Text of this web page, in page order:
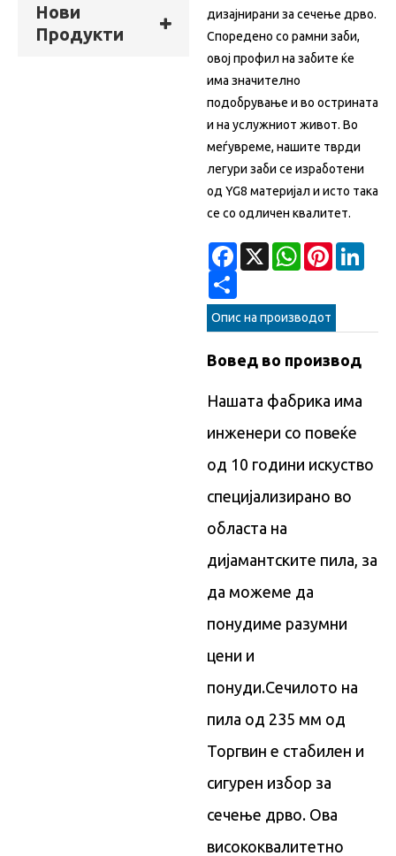
Нови
Продукти
дизајнирани за сечење дрво.
Споредено со рамни заби,
овој профил на забите ќе
има значително
подобрување и во острината
и на услужниот живот. Во
меѓувреме, нашите тврди
легури заби се изработени
од YG8 материјал и исто така
се со одличен квалитет.
Facebook
X WhatsAppPinterest
Опис на производот
Вовед во производ
Нашата фабрика има
инженери со повеќе
од 10 години искуство
специјализирано во
областа на
дијамантските пила, за
да можеме да
понудиме разумни
цени и
понуди.Сечилото на
пила од 235 мм од
Торгвин е стабилен и
сигурен избор за
сечење дрво. Ова
висококвалитетно